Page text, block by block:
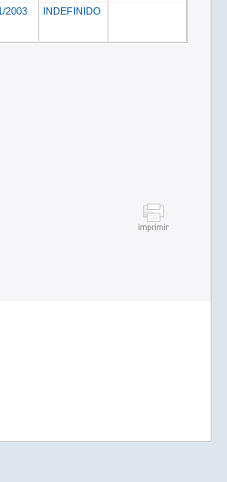
2003 INDEFINIDO